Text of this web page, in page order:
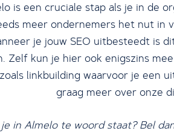
is een cruciale stap als je in de
meer ondernemers het nut in
je jouw SEO uitbesteedt is
Zelf kun je hier ook enigszins
linkbuilding waarvoor je een
graag meer over onze
in Almelo te woord staat? Bel